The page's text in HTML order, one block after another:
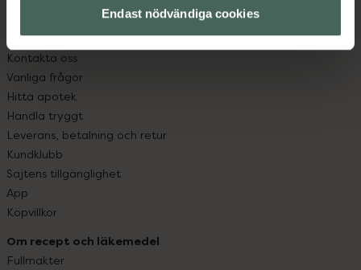
Endast nödvändiga cookies
Kundservice
Kontakta oss
Vanliga frågor
Hitta apotek
Handla tryggt
Leverans, betalning och retur
Kundklubb
Sajtens tillgänglighet
App
Köpvillkor
Om recept och läkemedel
Fullmakter